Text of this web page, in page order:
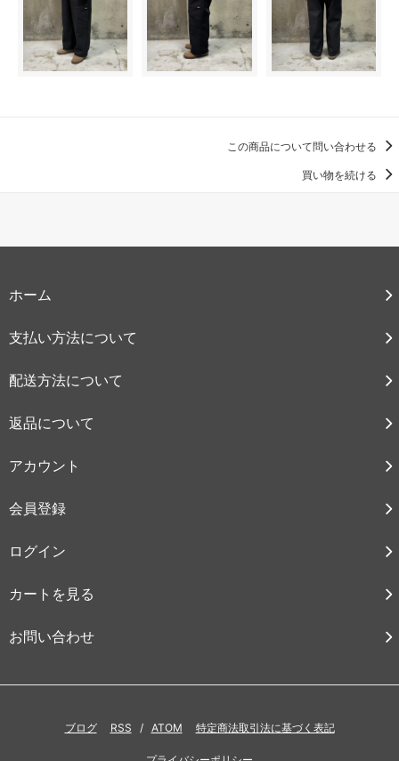
この商品について問い合わせる
買い物を続ける
ホーム
支払い方法について
配送方法について
返品について
アカウント
会員登録
ログイン
カートを見る
お問い合わせ
ブログ RSS / ATOM 特定商法取引法に基づく表記